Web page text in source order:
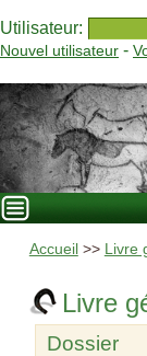
Utilisateur:
Nouvel utilisateur -
Accueil >> Livre
Livre
Dossier